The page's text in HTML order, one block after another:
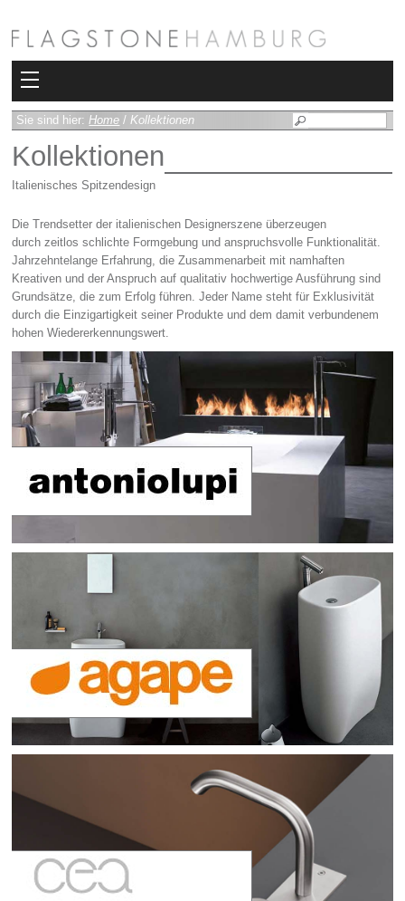
Kollektionen
Bad
Fliesen
Sauna und Hamam
Kamin
Rimadesio
Licht
Carl Hansen
Outlet
Sie sind hier: Home / Kollektionen
Kollektionen
Italienisches Spitzendesign
Die Trendsetter der italienischen Designerszene überzeugen
durch zeitlos schlichte Formgebung und anspruchsvolle Funktionalität.
Jahrzehntelange Erfahrung, die Zusammenarbeit mit namhaften
Kreativen und der Anspruch auf qualitativ hochwertige Ausführung sind
Grundsätze, die zum Erfolg führen. Jeder Name steht für Exklusivität
durch die Einzigartigkeit seiner Produkte und dem damit verbundenem
hohen Wiedererkennungswert.